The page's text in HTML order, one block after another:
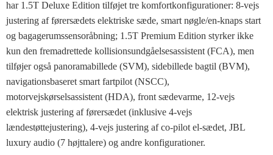
har 1.5T Deluxe Edition tilføjet tre komfortkonfigurationer: 8-vejs
justering af førersædets elektriske sæde, smart nøgle/en-knaps start
og bagagerumssensoråbning; 1.5T Premium Edition styrker ikke
kun den fremadrettede kollisionsundgåelsesassistent (FCA), men
tilføjer også panoramabillede (SVM), sidebillede bagtil (BVM),
navigationsbaseret smart fartpilot (NSCC),
motorvejskørselsassistent (HDA), front sædevarme, 12-vejs
elektrisk justering af førersædet (inklusive 4-vejs
lændestøttejustering), 4-vejs justering af co-pilot el-sædet, JBL
luxury audio (7 højttalere) og andre konfigurationer.